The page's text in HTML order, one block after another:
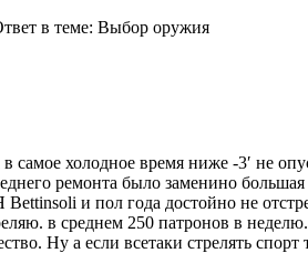
в теме: Выбор оружия
холодное время ниже -3′ не
ремонта было заменино
и пол года достойно не
в среднем 250 патронов в
Ну а если всетаки стрелять